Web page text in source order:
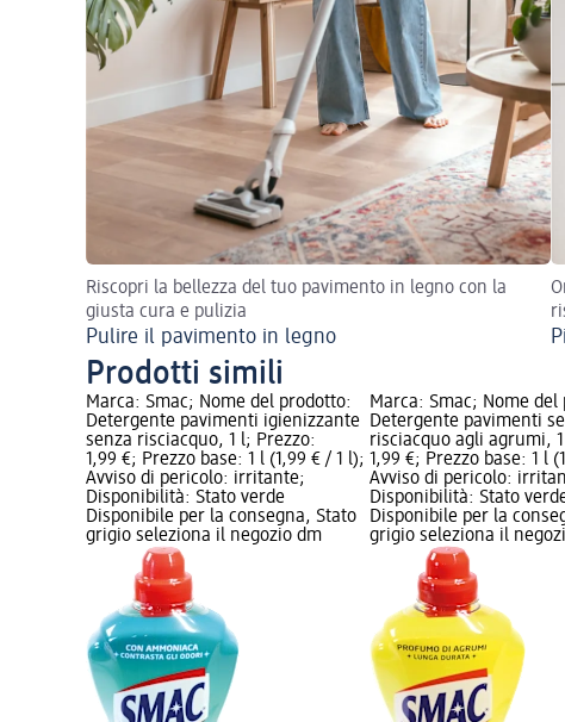
Riscopri la bellezza del tuo pavimento in legno con la
giusta cura e pulizia
Pulire il pavimento in legno
Prodotti simili
Marca: Smac; Nome del prodotto:
Detergente pavimenti igienizzante
senza risciacquo, 1 l; Prezzo:
1,99 €; Prezzo base: 1 l (1,99 € / 1 l);
Avviso di pericolo: irritante;
Disponibilità: Stato verde
Disponibile per la consegna, Stato
grigio seleziona il negozio dm
Marca: Smac; Nome del
Detergente pavimenti
risciacquo agli agrumi,
1,99 €; Prezzo base: 1 l
Avviso di pericolo:
Disponibilità: Stato
Disponibile per la
grigio seleziona il